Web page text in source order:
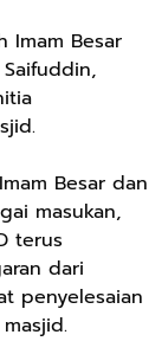
Imam Besar
Besar dan
masukan,
terus
dari
penyelesaian